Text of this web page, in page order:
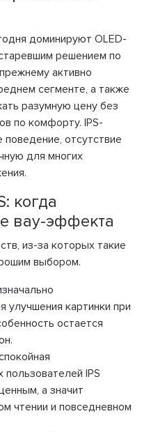
доминируют OLED-
решением по
активно
сегменте, а также
разумную цену без
по комфорту. IPS-
отсутствие
для многих
когда
вау-эффекта
из-за которых такие
выбором.
улучшения картинки при
остается
IPS
а значит
чтении и повседневном